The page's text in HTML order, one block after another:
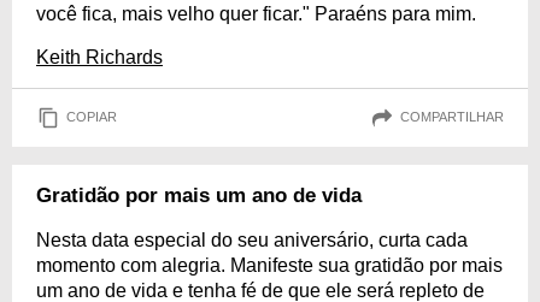
você fica, mais velho quer ficar." Paraéns para mim.
Keith Richards
COPIAR COMPARTILHAR
Gratidão por mais um ano de vida
Nesta data especial do seu aniversário, curta cada
momento com alegria. Manifeste sua gratidão por mais
um ano de vida e tenha fé de que ele será repleto de